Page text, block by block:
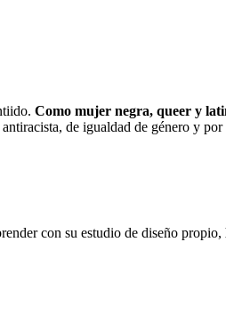
Como mujer negra, queer y
de igualdad de género y
con su estudio de diseño propio,